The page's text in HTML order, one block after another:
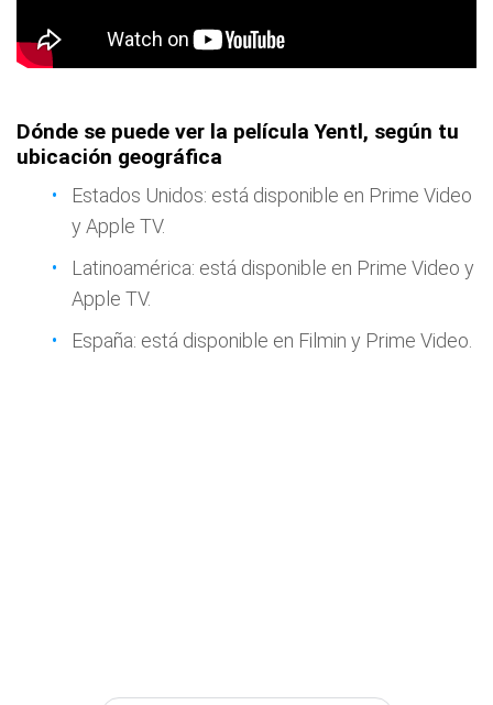
Dónde se puede ver la película Yentl, según tu
ubicación geográfica
Estados Unidos: está disponible en Prime Video
y Apple TV.
Latinoamérica: está disponible en Prime Video y
Apple TV.
España: está disponible en Filmin y Prime Video.